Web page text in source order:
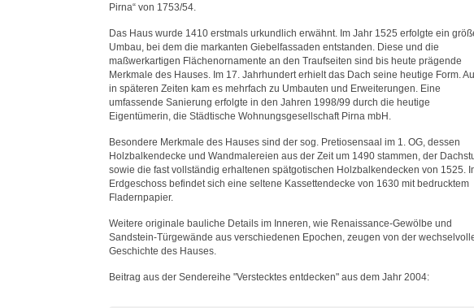
Pirna“ von 1753/54.
Das Haus wurde 1410 erstmals urkundlich erwähnt. Im Jahr 1525 erfolgte ein
Umbau, bei dem die markanten Giebelfassaden entstanden. Diese und die
maßwerkartigen Flächenornamente an den Traufseiten sind bis heute prägende
Merkmale des Hauses. Im 17. Jahrhundert erhielt das Dach seine heutige Form.
in späteren Zeiten kam es mehrfach zu Umbauten und Erweiterungen. Eine
umfassende Sanierung erfolgte in den Jahren 1998/99 durch die heutige
Eigentümerin, die Städtische Wohnungsgesellschaft Pirna mbH.
Besondere Merkmale des Hauses sind der sog. Pretiosensaal im 1. OG, dessen
Holzbalkendecke und Wandmalereien aus der Zeit um 1490 stammen, der
sowie die fast vollständig erhaltenen spätgotischen Holzbalkendecken von 1525.
Erdgeschoss befindet sich eine seltene Kassettendecke von 1630 mit bedrucktem
Fladernpapier.
Weitere originale bauliche Details im Inneren, wie Renaissance-Gewölbe und
Sandstein-Türgewände aus verschiedenen Epochen, zeugen von der
Geschichte des Hauses.
Beitrag aus der Sendereihe "Verstecktes entdecken" aus dem Jahr 2004: